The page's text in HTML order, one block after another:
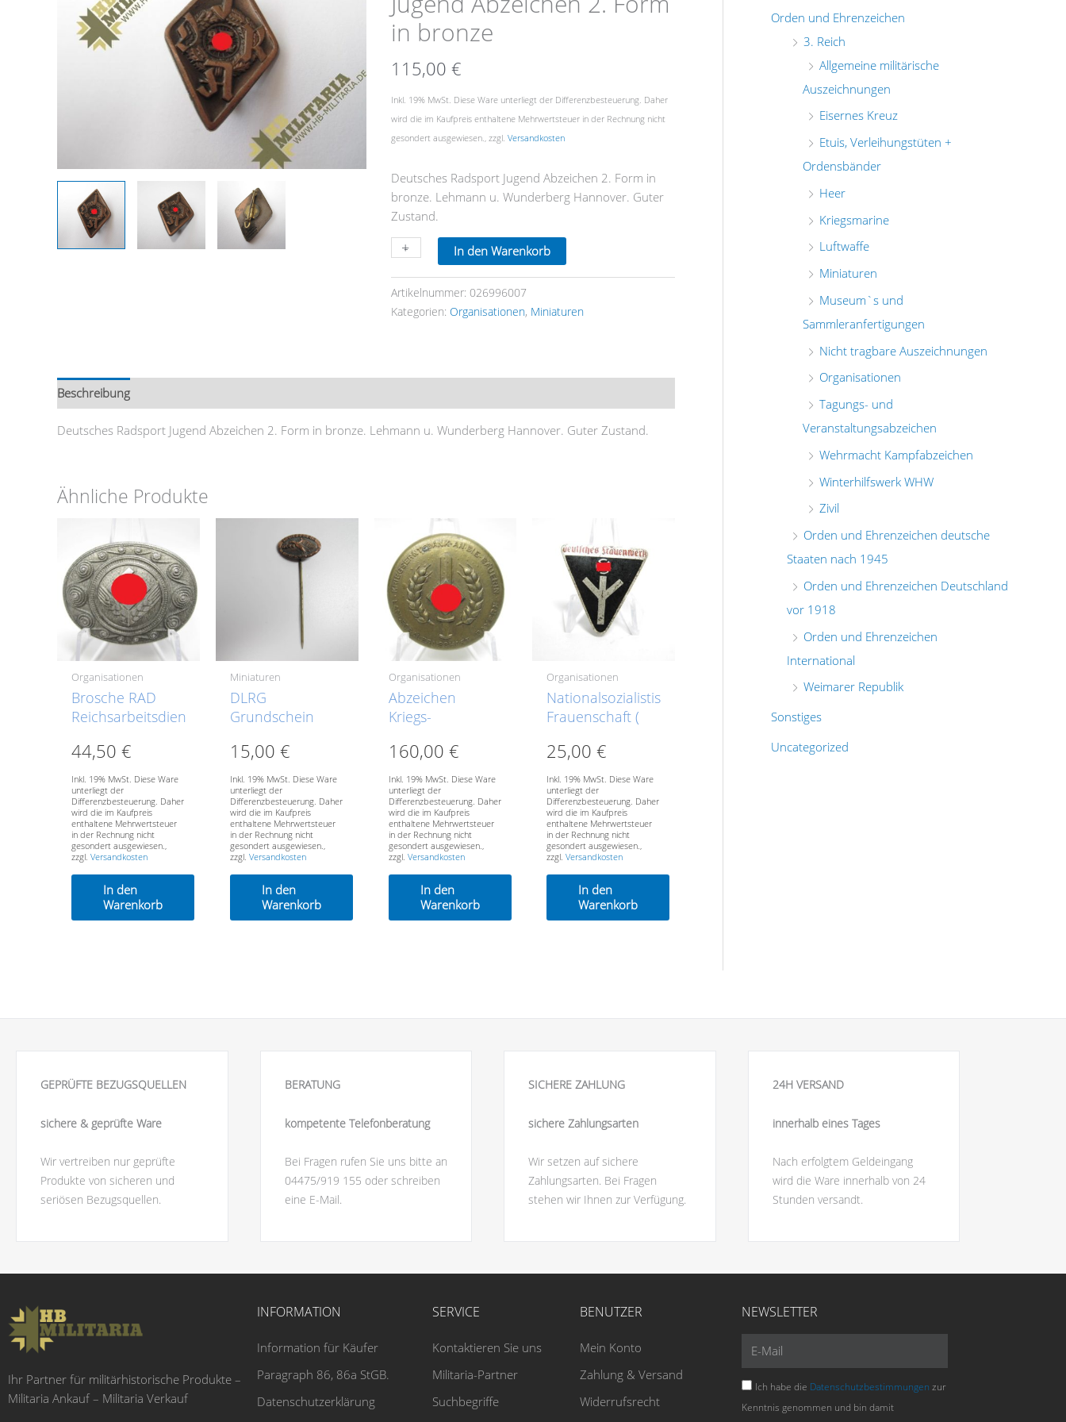
in bronze
115,00 €
Inkl. 19% MwSt. Diese Ware unterliegt der Differenzbesteuerung. Daher
wird die im Kaufpreis enthaltene Mehrwertsteuer in der Rechnung nicht
gesondert ausgewiesen., zzgl. Versandkosten
Deutsches Radsport Jugend Abzeichen 2. Form in
bronze. Lehmann u. Wunderberg Hannover. Guter
Zustand.
-
2.
Form
in
bronze
Menge
+ In den Warenkorb
Artikelnummer: 026996007
Kategorien: Organisationen, Miniaturen
Beschreibung
Deutsches Radsport Jugend Abzeichen 2. Form in bronze. Lehmann u. Wunderberg Hannover. Guter Zustand.
Ähnliche Produkte
Organisationen
Brosche RAD
Reichsarbeitsdienst
44,50 €
Inkl. 19% MwSt. Diese Ware
unterliegt der
Differenzbesteuerung. Daher
wird die im Kaufpreis
enthaltene Mehrwertsteuer
in der Rechnung nicht
gesondert ausgewiesen.,
zzgl. Versandkosten
In den
Warenkorb
Miniaturen
DLRG
Grundschein
15,00 €
Inkl. 19% MwSt. Diese Ware
unterliegt der
Differenzbesteuerung. Daher
wird die im Kaufpreis
enthaltene Mehrwertsteuer
in der Rechnung nicht
gesondert ausgewiesen.,
zzgl. Versandkosten
In den
Warenkorb
Organisationen
Abzeichen
Kriegs-
Bäuerin Bayern
160,00 €
Inkl. 19% MwSt. Diese Ware
unterliegt der
Differenzbesteuerung. Daher
wird die im Kaufpreis
enthaltene Mehrwertsteuer
in der Rechnung nicht
gesondert ausgewiesen.,
zzgl. Versandkosten
In den
Warenkorb
Organisationen
Nationalsozialistische
Frauenschaft (
Mitgliedsabzeichen
25,00€
Inkl. 19% MwSt. Diese Ware
unterliegt der
Differenzbesteuerung. Daher
wird die im Kaufpreis
enthaltene Mehrwertsteuer
in der Rechnung nicht
gesondert ausgewiesen.,
zzgl.Versandkosten
In den
Warenkorb
Orden und Ehrenzeichen
3. Reich
Allgemeine militärische
Auszeichnungen
Eisernes Kreuz
Etuis, Verleihungstüten +
Ordensbänder
Heer
Kriegsmarine
Luftwaffe
Miniaturen
Museum`s und
Sammleranfertigungen
Nicht tragbare Auszeichnungen
Organisationen
Tagungs- und
Veranstaltungsabzeichen
Wehrmacht Kampfabzeichen
Winterhilfswerk WHW
Zivil
Orden und Ehrenzeichen deutsche
Staaten nach 1945
Orden und Ehrenzeichen Deutschland
vor 1918
Orden und Ehrenzeichen
International
Weimarer Republik
Sonstiges
Uncategorized
GEPRÜFTE BEZUGSQUELLEN
sichere & geprüfte Ware
Wir vertreiben nur geprüfte
Produkte von sicheren und
seriösen Bezugsquellen.
BERATUNG
kompetente Telefonberatung
Bei Fragen rufen Sie uns bitte an
04475/919 155 oder schreiben
eine E-Mail.
SICHERE ZAHLUNG
sichere Zahlungsarten
Wir setzen auf sichere
Zahlungsarten. Bei Fragen
stehen wir Ihnen zur Verfügung.
24H VERSAND
innerhalb eines Tages
Nach erfolgtem Geldeingang
wird die Ware innerhalb von 24
Stunden versandt.
Ihr Partner für militärhistorische Produkte –
Militaria Ankauf – Militaria Verkauf
INFORMATION
Information für Käufer
Paragraph 86, 86a StGB.
Datenschutzerklärung
SERVICE
Kontaktieren Sie uns
Militaria-Partner
Suchbegriffe
BENUTZER
Mein Konto
Zahlung & Versand
Widerrufsrecht
NEWSLETTER
Ich habe die Datenschutzbestimmungen zur
Kenntnis genommen und bin damit